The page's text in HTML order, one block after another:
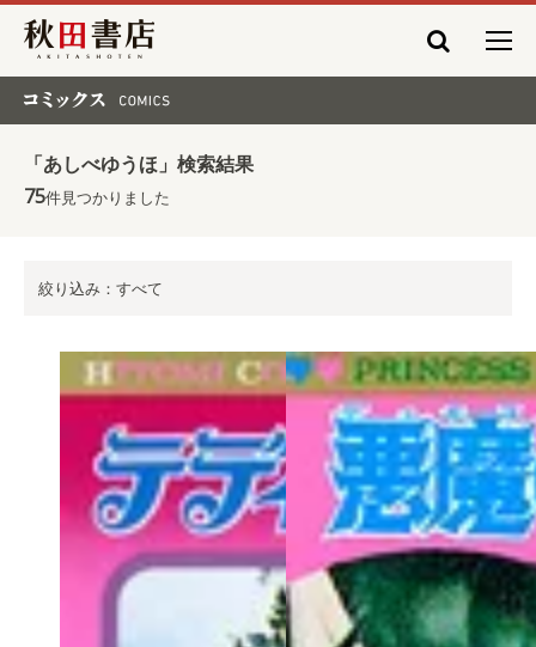
秋田書店
「あしべゆうほ」検索結果
75件見つかりました
絞り込み：すべて